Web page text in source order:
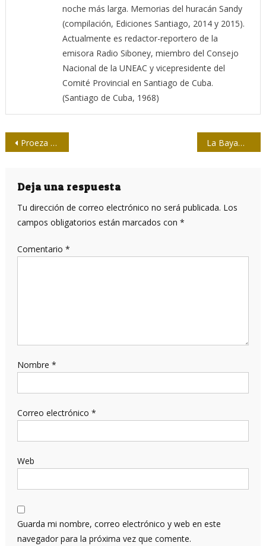
noche más larga. Memorias del huracán Sandy
(compilación, Ediciones Santiago, 2014 y 2015).
Actualmente es redactor-reportero de la
emisora Radio Siboney, miembro del Consejo
Nacional de la UNEAC y vicepresidente del
Comité Provincial en Santiago de Cuba.
(Santiago de Cuba, 1968)
Navegación
entradas
Proeza Laboral ¿Por qué? La Bayamesa, hervidero de emociones 152 años después
Deja una respuesta
Tu dirección de correo electrónico no será publicada. Los
campos obligatorios están marcados con *
Comentario *
Nombre *
Correo electrónico *
Web
Guarda mi nombre, correo electrónico y web en este
navegador para la próxima vez que comente.